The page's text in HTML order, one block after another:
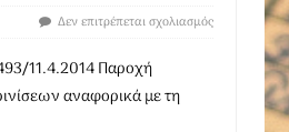
Δεν επιτρέπεται σχολιασμός
11.4.2014 Παροχή
αναφορικά με τη